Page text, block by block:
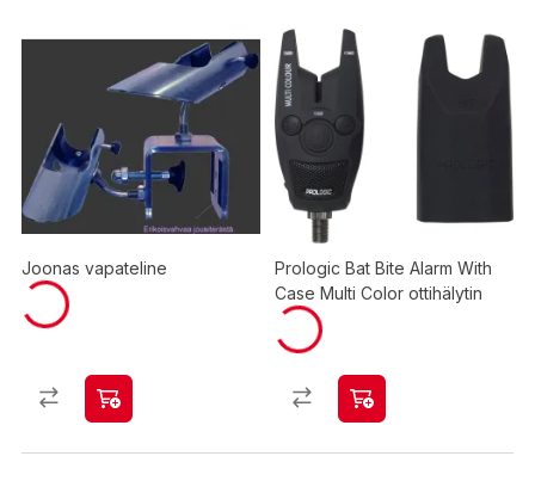
Joonas vapateline
Prologic Bat Bite Alarm With
Case Multi Color ottihälytin